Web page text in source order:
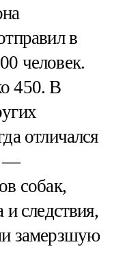
в
человек.
450. В
отличался
—
собак,
и следствия,
замерзшую